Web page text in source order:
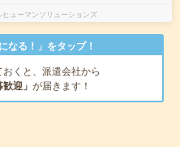
ューマンソリューションズ
る！」をタップ！
おくと、派遣会社から
歓迎」 が届きます！